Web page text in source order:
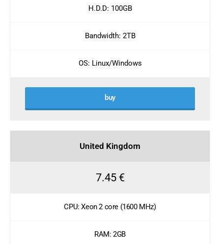
H.D.D: 100GB
Bandwidth: 2TB
OS: Linux/Windows
buy
United Kingdom
7.45 €
CPU: Xeon 2 core (1600 MHz)
RAM: 2GB